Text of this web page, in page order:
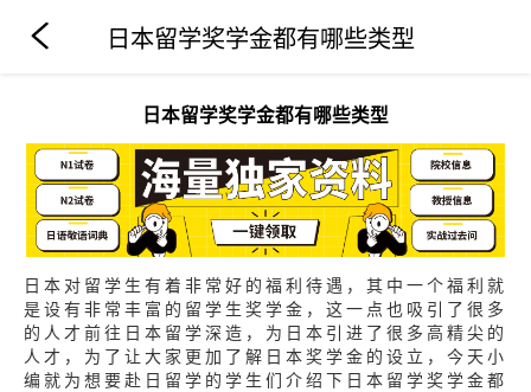
日本留学奖学金都有哪些类型
日本留学奖学金都有哪些类型
日本对留学生有着非常好的福利待遇，其中一个福利就
是设有非常丰富的留学生奖学金，这一点也吸引了很多
的人才前往日本留学深造，为日本引进了很多高精尖的
人才，为了让大家更加了解日本奖学金的设立，今天小
编就为想要赴日留学的学生们介绍下日本留学奖学金都